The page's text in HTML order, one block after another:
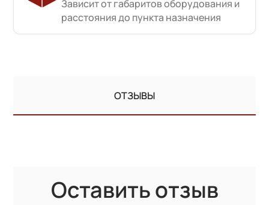
Зависит от габаритов оборудования и
расстояния до пункта назначения
ОТЗЫВЫ
Оставить отзыв